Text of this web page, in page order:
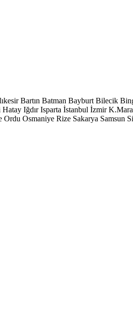
Bartın Batman Bayburt Bilecik
Hatay Iğdır Isparta İstanbul İzmir
Ordu Osmaniye Rize Sakarya Samsun